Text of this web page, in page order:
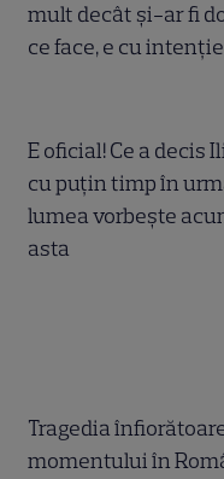
mult decât și-ar fi
ce face, e cu
E oficial! Ce a decis
cu puțin timp în
lumea vorbește
asta
Tragedia
momentului în